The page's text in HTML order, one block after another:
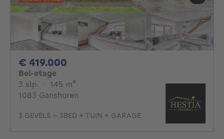
€ 419.000
Bel-etage
3 slp. 3 slaapkamers
· 145 m²
1083 Ganshoren
3 GEVELS - 3BED + TUIN + GARAGE